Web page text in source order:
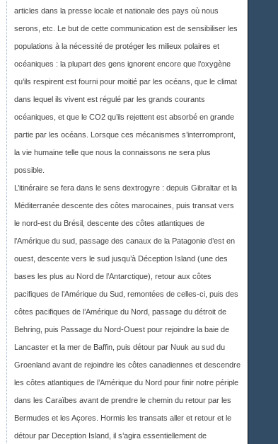
articles dans la presse locale et nationale des pays où nous
serons, etc. Le but de cette communication est de sensibiliser les
populations à la nécessité de protéger les milieux polaires et
océaniques : la plupart des gens ignorent encore que l’oxygène
qu’ils respirent est fourni pour moitié par les océans, que le climat
dans lequel ils vivent est régulé par les grands courants
océaniques, et que le CO2 qu’ils rejettent est absorbé en grande
partie par les océans. Lorsque ces mécanismes s’interrompront,
la vie humaine telle que nous la connaissons ne sera plus
possible.
L’itinéraire se fera dans le sens dextrogyre : depuis Gibraltar et la
Méditerranée descente des côtes marocaines, puis transat vers
le nord-est du Brésil, descente des côtes atlantiques de
l’Amérique du sud, passage des canaux de la Patagonie d’est en
ouest, descente vers le sud jusqu’à Déception Island (une des
bases les plus au Nord de l’Antarctique), retour aux côtes
pacifiques de l’Amérique du Sud, remontées de celles-ci, puis des
côtes pacifiques de l’Amérique du Nord, passage du détroit de
Behring, puis Passage du Nord-Ouest pour rejoindre la baie de
Lancaster et la mer de Baffin, puis détour par Nuuk au sud du
Groenland avant de rejoindre les côtes canadiennes et descendre
les côtes atlantiques de l’Amérique du Nord pour finir notre périple
dans les Caraïbes avant de prendre le chemin du retour par les
Bermudes et les Açores. Hormis les transats aller et retour et le
détour par Deception Island, il s’agira essentiellement de